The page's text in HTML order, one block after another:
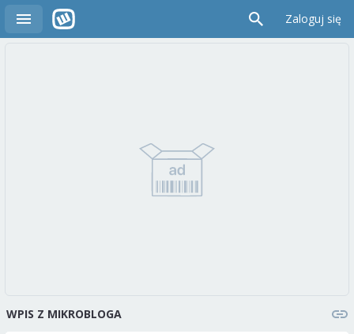
Zaloguj się
WPIS Z MIKROBLOGA